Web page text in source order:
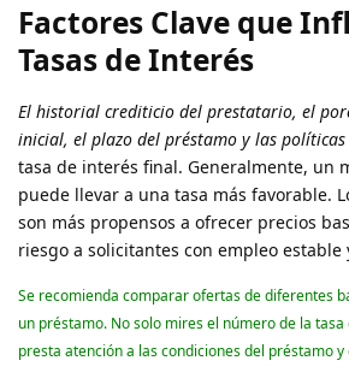
Factores Clave que
Tasas de Interés
El historial crediticio del prestatario, el
inicial, el plazo del préstamo y las
tasa de interés final. Generalmente, un
puede llevar a una tasa más favorable.
son más propensos a ofrecer precios
riesgo a solicitantes con empleo estable
Se recomienda comparar ofertas de diferentes
un préstamo. No solo mires el número de la
presta atención a las condiciones del préstamo